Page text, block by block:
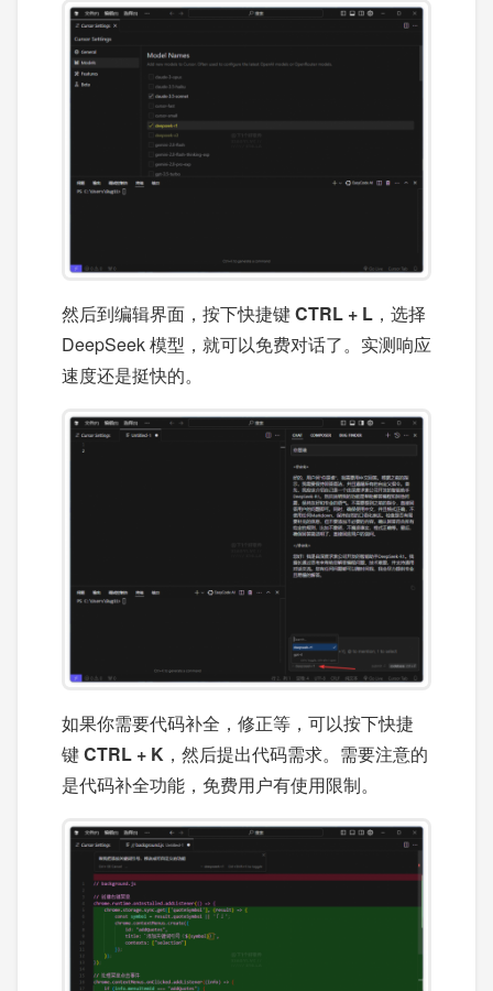
然后到编辑界面，按下快捷键CTRL + L ，选择
DeepSeek 模型，就可以免费对话了。实测响应
速度还是挺快的。
如果你需要代码补全，修正等，可以按下快捷
键CTRL + K ，然后提出代码需求。需要注意的
是代码补全功能，免费用户有使用限制。